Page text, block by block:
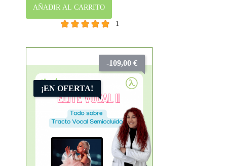
AÑADIR AL CARRITO
1
¡EN OFERTA!
-109,00 €